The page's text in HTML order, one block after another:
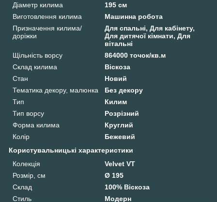
Діаметр килима
195 см
Виготовлення килима
Машинна робота
Призначення килима/
доріжки
Для спальні, Для кабінету,
Для дитячої кімнати, Для
вітальні
Щільність ворсу
864000 точок/кв.м
Склад килима
Віскоза
Стан
Новий
Тематика декору, малюнка
Без декору
Тип
Килим
Тип ворсу
Розрізний
Форма килима
Круглий
Колір
Бежевий
Користувальницькі характеристики
Колекція
Velvet VT
Розмір, см
Ø 195
Склад
100% Віскоза
Стиль
Модерн